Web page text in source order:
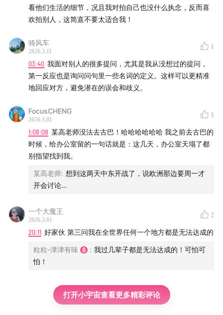
看他们生活的细节，况且我对拍自己也没什么执念，反而喜
欢拍别人，这简直不要太适合我！
骑风车
2026.3.11
1
03:40 我面对别人的很多提问，尤其是我从没想过的提问，
第一反应也是询问问句里一些名词的定义。这样可以更精准
地回应对方，避免潜在的误会和歧义。
FocusCHENG
2026.3.01
1
1:08:08 某高老师没法去古巴！哈哈哈哈哈哈 我之前去古巴的
时候，给办公室留的一句话就是：这几天，办公室天塌了都
别指望找到我。
某高老师: 想到这两天中东开战了，说欧洲那边要周一才
开会讨论…
一个大魔王
2026.3.01
2
20:11 好家伙 第三问我在全世界任何一个地方都是无法达成的
粒粒-津津有味 : 我过几辈子都是无法达成的！可怕可
怕！
打开小宇宙查看更多精彩评论